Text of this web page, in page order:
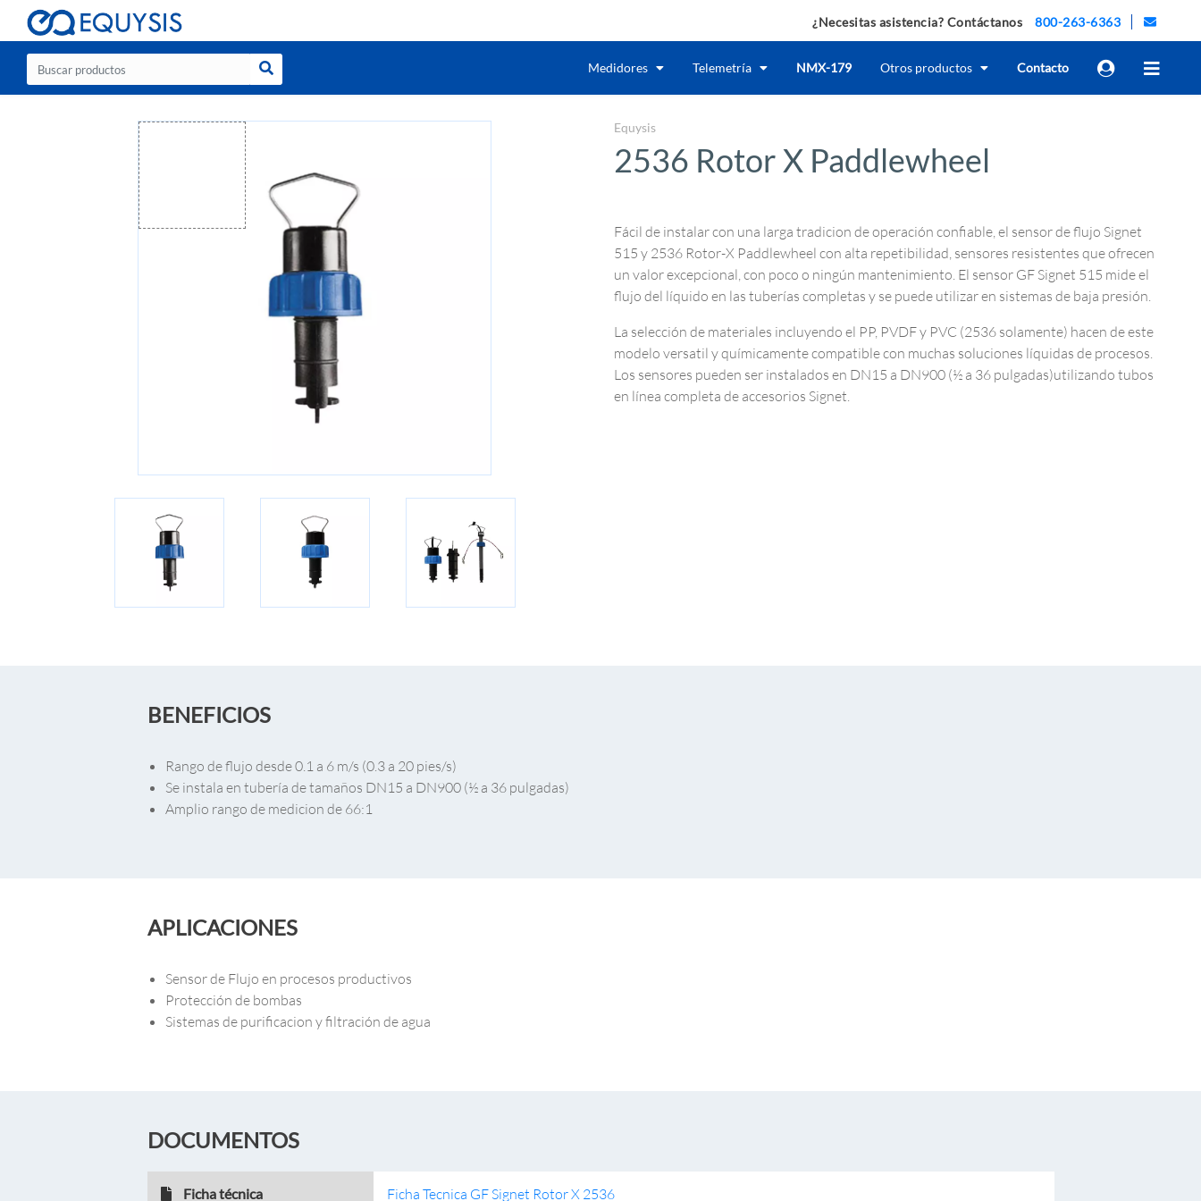
¿Necesitas asistencia? Contáctanos 800-263-6363
Medidores Telemetría NMX-179 Otros productos Contacto
Equysis
2536 Rotor X Paddlewheel
Fácil de instalar con una larga tradicion de operación confiable, el sensor de flujo Signet
515 y 2536 Rotor-X Paddlewheel con alta repetibilidad, sensores resistentes que ofrecen
un valor excepcional, con poco o ningún mantenimiento. El sensor GF Signet 515 mide el
flujo del líquido en las tuberías completas y se puede utilizar en sistemas de baja presión.
La selección de materiales incluyendo el PP, PVDF y PVC (2536 solamente) hacen de este
modelo versatil y químicamente compatible con muchas soluciones líquidas de procesos.
Los sensores pueden ser instalados en DN15 a DN900 (½ a 36 pulgadas)utilizando tubos
en línea completa de accesorios Signet.
BENEFICIOS
Rango de flujo desde 0.1 a 6 m/s (0.3 a 20 pies/s)
Se instala en tubería de tamaños DN15 a DN900 (½ a 36 pulgadas)
Amplio rango de medicion de 66:1
APLICACIONES
Sensor de Flujo en procesos productivos
Protección de bombas
Sistemas de purificacion y filtración de agua
DOCUMENTOS
Ficha técnica Ficha Tecnica GF Signet Rotor X 2536